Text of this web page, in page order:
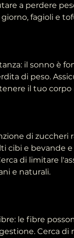
a perdere
fagioli e
il sonno è
di peso.
il tuo corpo
di
cibi e bevande
di limitare
e naturali.
le fibre
Cerca